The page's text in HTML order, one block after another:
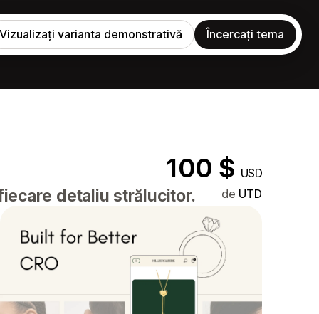
Vizualizați varianta demonstrativă Încercați tema
100 $ USD
detaliu strălucitor. de UTD